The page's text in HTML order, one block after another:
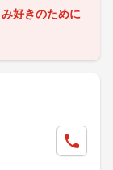
好きのために